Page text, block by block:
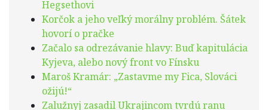
Hegsethovi
Korčok a jeho veľký morálny problém. Šátek
hovorí o pračke
Začalo sa odrezávanie hlavy: Buď kapitulácia
Kyjeva, alebo nový front vo Fínsku
Maroš Kramár: „Zastavme my Fica, Slováci
ožijú!“
Zalužnyj zasadil Ukrajincom tvrdú ranu